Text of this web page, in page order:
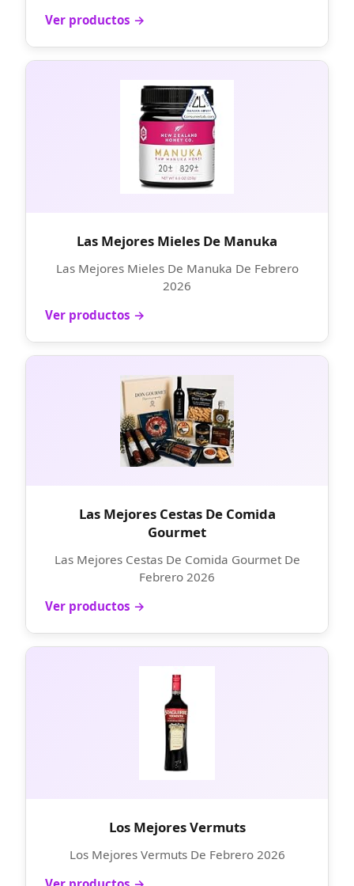
Ver productos →
Las Mejores Mieles De Manuka
Las Mejores Mieles De Manuka De Febrero
2026
Ver productos →
Las Mejores Cestas De Comida
Gourmet
Las Mejores Cestas De Comida Gourmet De
Febrero 2026
Ver productos →
Los Mejores Vermuts
Los Mejores Vermuts De Febrero 2026